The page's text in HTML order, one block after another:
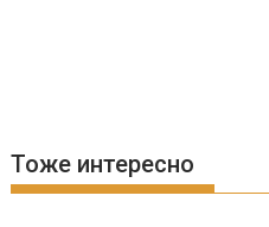
Тоже интересно